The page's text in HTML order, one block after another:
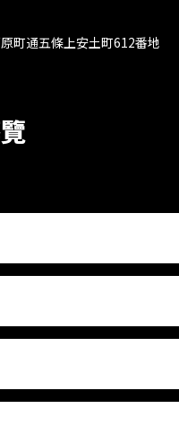
町通五條上安土町612番地